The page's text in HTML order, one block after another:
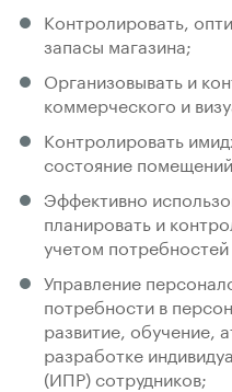
Контролировать,
запасы магазина;
Организовывать и
коммерческого и
Контролировать
состояние
Эффективно
планировать и
учетом
Управление
потребности в
развитие, обучение,
разработке
(ИПР) сотрудников;